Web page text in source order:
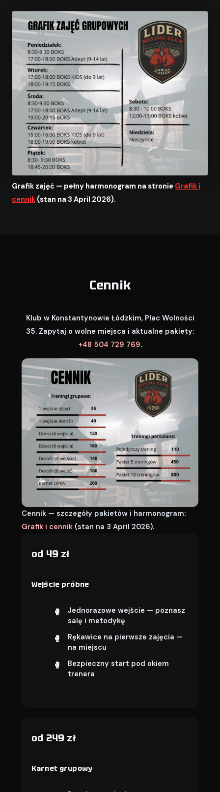
Grafik zajęć — pełny harmonogram na stronie Grafik i
cennik (stan na 3 April 2026).
Cennik
Klub w Konstantynowie Łódzkim, Plac Wolności
35. Zapytaj o wolne miejsca i aktualne pakiety:
+48 504 729 769.
Cennik — szczegóły pakietów i harmonogram:
Grafik i cennik (stan na 3 April 2026).
od 49 zł
Wejście próbne
Jednorazowe wejście — poznasz
salę i metodykę
Rękawice na pierwsze zajęcia —
na miejscu
Bezpieczny start pod okiem
trenera
od 249 zł
Karnet grupowy